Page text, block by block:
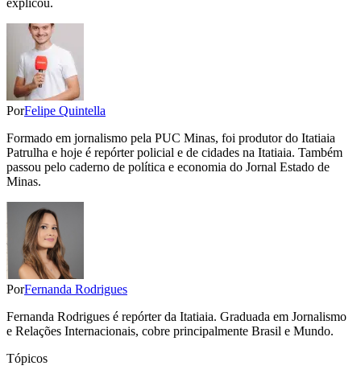
explicou.
PorFelipe Quintella
Formado em jornalismo pela PUC Minas, foi produtor do Itatiaia
Patrulha e hoje é repórter policial e de cidades na Itatiaia. Também
passou pelo caderno de política e economia do Jornal Estado de
Minas.
PorFernanda Rodrigues
Fernanda Rodrigues é repórter da Itatiaia. Graduada em Jornalismo
e Relações Internacionais, cobre principalmente Brasil e Mundo.
Tópicos